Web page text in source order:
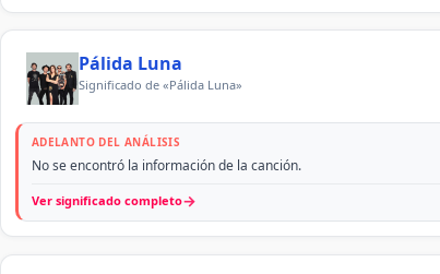
Pálida Luna
Significado de «Pálida Luna»
ADELANTO DEL ANÁLISIS
No se encontró la información de la canción.
Ver significado completo→